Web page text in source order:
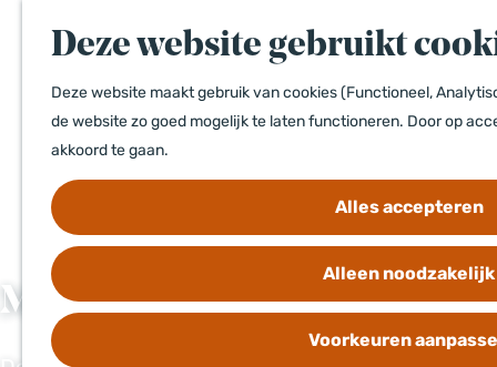
Deze website gebruikt
Deze website maakt gebruik van cookies (Functioneel,
de website zo goed mogelijk te laten functioneren. Door op
akkoord te gaan.
Alles accepteren
Alleen noodzakelijk
Voorkeuren
e
a
MICE & Conventions